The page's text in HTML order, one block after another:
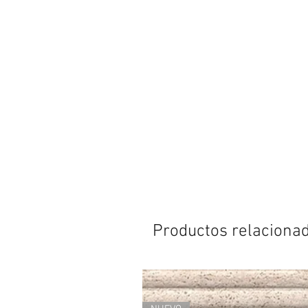
Productos